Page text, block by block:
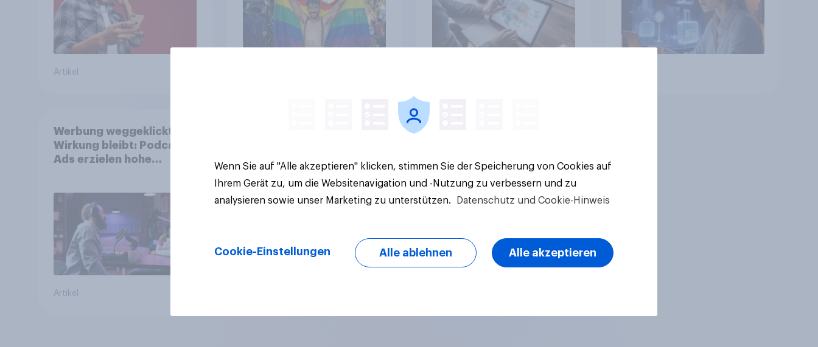
Artikel
genutzt werden
Werbung weggeklickt?
Wirkung bleibt: Podcast
Ads erzielen hohe
Artikel
Wenn Sie auf "Alle akzeptieren" klicken, stimmen Sie der Speicherung von Cookies auf
Ihrem Gerät zu, um die Websitenavigation und -Nutzung zu verbessern und zu
analysieren sowie unser Marketing zu unterstützen.
Datenschutz und Cookie-Hinweis
Cookie-Einstellungen Alle ablehnen Alle akzeptieren